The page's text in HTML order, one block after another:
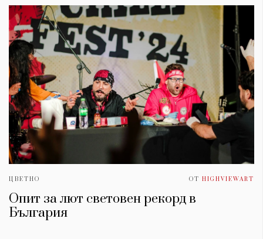
ЦВЕТНО ОТ HIGHVIEWART
Опит за лют световен рекорд в
България